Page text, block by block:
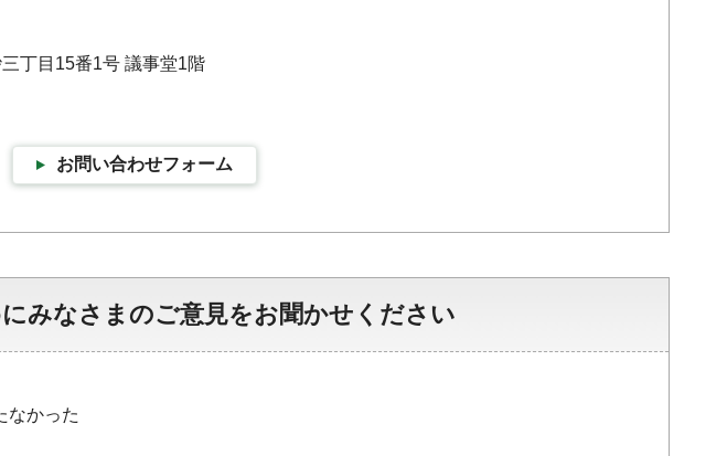
丁目15番1号 議事堂1階
お問い合わせフォーム
みなさまのご意見をお聞かせください
なかった